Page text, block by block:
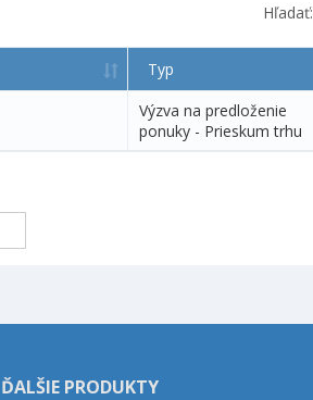
Hľadať:
Typ
Výzva na predloženie
ponuky - Prieskum trhu
ĎALŠIE PRODUKTY